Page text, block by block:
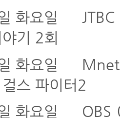
화요일
JTBC
기 2회
화요일
Mnet
스 파이터2
화요일
OBS